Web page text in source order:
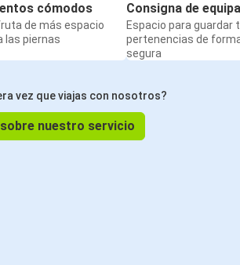
cómodos
de más espacio
las piernas
Consigna de
Espacio para guardar
pertenencias de
segura
vez que viajas con nosotros?
nuestro servicio